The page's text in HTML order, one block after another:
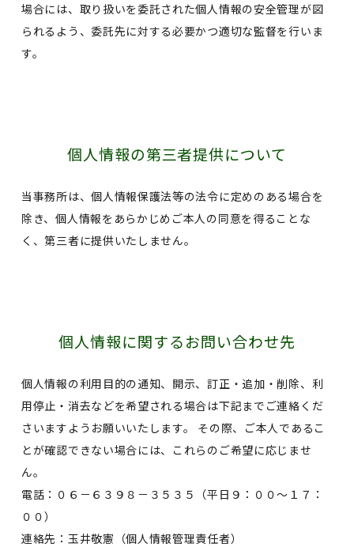
場合には、取り扱いを委託された個人情報の安全管理が図
られるよう、委託先に対する必要かつ適切な監督を行いま
す。
個人情報の第三者提供について
当事務所は、個人情報保護法等の法令に定めのある場合を
除き、個人情報をあらかじめご本人の同意を得ることな
く、第三者に提供いたしません。
個人情報に関するお問い合わせ先
個人情報の利用目的の通知、開示、訂正・追加・削除、利
用停止・消去などを希望される場合は下記までご連絡くだ
さいますようお願いいたします。 その際、ご本人であるこ
とが確認できない場合には、これらのご希望に応じませ
ん。
電話：０６－６３９８－３５３５（平日９：００～１７：
００）
連絡先：玉井敬憲（個人情報管理責任者）